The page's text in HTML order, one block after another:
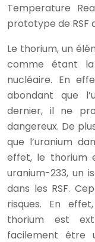
Temperature
prototype de RSF
Le thorium, un
comme étant la
nucléaire. En
abondant que
dernier, il ne
dangereux. De
que l’uranium
effet, le thorium
uranium-233, un
dans les RSF.
risques. En
thorium est
facilement être